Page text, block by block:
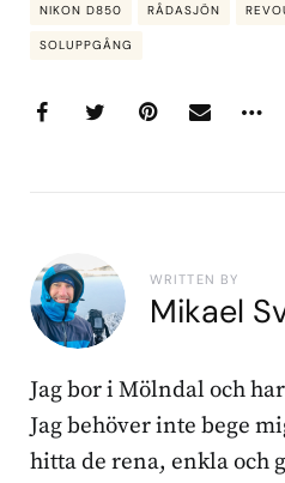
NIKON D850 RÅDASJÖN
SOLUPPGÅNG
WRITTEN BY
Mikael
Jag bor i Mölndal och
Jag behöver inte bege
hitta de rena, enkla och